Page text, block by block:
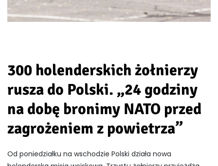
300 holenderskich żołnierzy
rusza do Polski. „24 godziny
na dobę bronimy NATO przed
zagrożeniem z powietrza”
Od poniedziałku na wschodzie Polski działa nowa